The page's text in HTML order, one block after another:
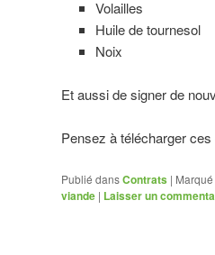
Volailles
Huile de tournesol
Noix
Et aussi de signer de
Pensez à télécharger
Publié dansContrats |
viande | Laisser un